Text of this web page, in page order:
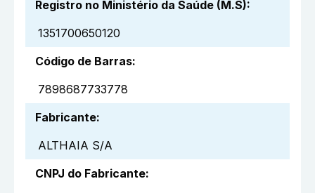
Registro no Ministério da Saúde (M.S):
1351700650120
Código de Barras:
7898687733778
Fabricante:
ALTHAIA S/A
CNPJ do Fabricante: